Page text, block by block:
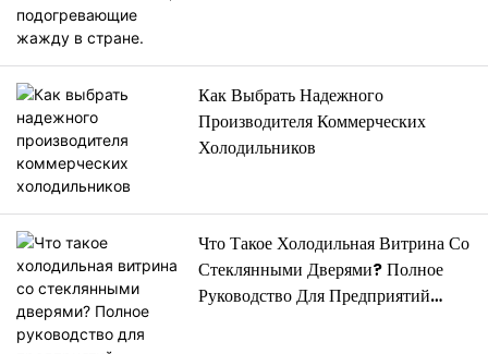
именно, моделей с природным
хладагентом R290 , экономией
энергии до 30% , панорамными
стеклянными дверями ,
Как Выбрать Надежного
Производителя Коммерческих
Холодильников
Что Такое Холодильная Витрина Со
Стеклянными Дверями? Полное
Руководство Для Предприятий